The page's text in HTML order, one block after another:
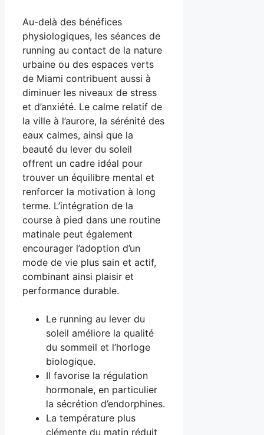
Au-delà des bénéfices
physiologiques, les séances de
running au contact de la nature
urbaine ou des espaces verts
de Miami contribuent aussi à
diminuer les niveaux de stress
et d’anxiété. Le calme relatif de
la ville à l’aurore, la sérénité des
eaux calmes, ainsi que la
beauté du lever du soleil
offrent un cadre idéal pour
trouver un équilibre mental et
renforcer la motivation à long
terme. L’intégration de la
course à pied dans une routine
matinale peut également
encourager l’adoption d’un
mode de vie plus sain et actif,
combinant ainsi plaisir et
performance durable.
Le running au lever du
soleil améliore la qualité
du sommeil et l’horloge
biologique.
Il favorise la régulation
hormonale, en particulier
la sécrétion d’endorphines.
La température plus
clémente du matin réduit